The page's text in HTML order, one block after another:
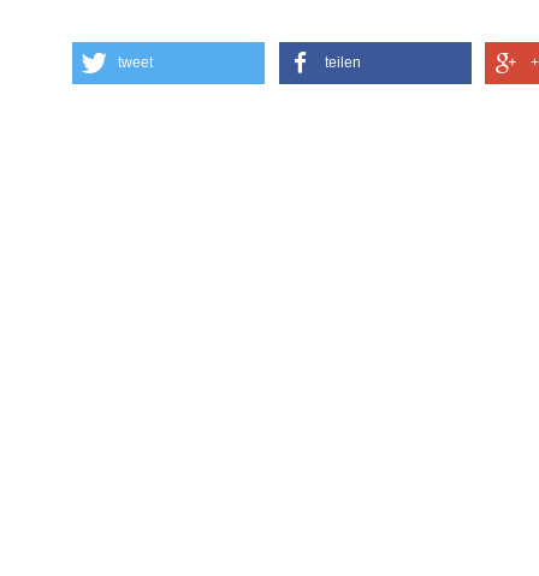
tweet teilen